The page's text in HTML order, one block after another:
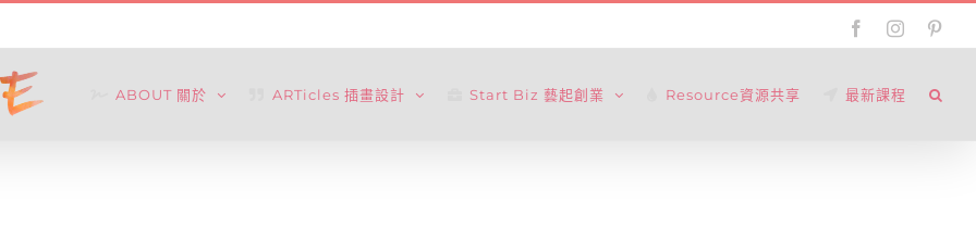
FacebookInstagram
ABOUT 關於 ARTicles 插畫設計 Start Biz 藝起創業 Resource資源共享 最新課程